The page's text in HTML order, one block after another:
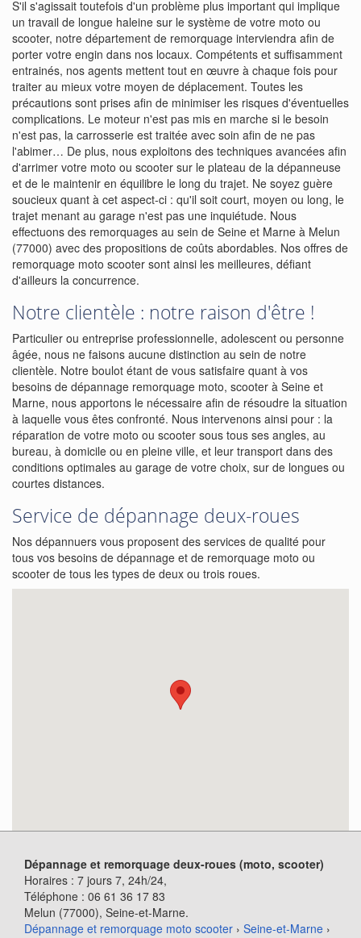
S'il s'agissait toutefois d'un problème plus important qui implique
un travail de longue haleine sur le système de votre moto ou
scooter, notre département de remorquage interviendra afin de
porter votre engin dans nos locaux. Compétents et suffisamment
entrainés, nos agents mettent tout en œuvre à chaque fois pour
traiter au mieux votre moyen de déplacement. Toutes les
précautions sont prises afin de minimiser les risques d'éventuelles
complications. Le moteur n'est pas mis en marche si le besoin
n'est pas, la carrosserie est traitée avec soin afin de ne pas
l'abimer… De plus, nous exploitons des techniques avancées afin
d'arrimer votre moto ou scooter sur le plateau de la dépanneuse
et de le maintenir en équilibre le long du trajet. Ne soyez guère
soucieux quant à cet aspect-ci : qu'il soit court, moyen ou long, le
trajet menant au garage n'est pas une inquiétude. Nous
effectuons des remorquages au sein de Seine et Marne à Melun
(77000) avec des propositions de coûts abordables. Nos offres de
remorquage moto scooter sont ainsi les meilleures, défiant
d'ailleurs la concurrence.
Notre clientèle : notre raison d'être !
Particulier ou entreprise professionnelle, adolescent ou personne
âgée, nous ne faisons aucune distinction au sein de notre
clientèle. Notre boulot étant de vous satisfaire quant à vos
besoins de dépannage remorquage moto, scooter à Seine et
Marne, nous apportons le nécessaire afin de résoudre la situation
à laquelle vous êtes confronté. Nous intervenons ainsi pour : la
réparation de votre moto ou scooter sous tous ses angles, au
bureau, à domicile ou en pleine ville, et leur transport dans des
conditions optimales au garage de votre choix, sur de longues ou
courtes distances.
Service de dépannage deux-roues
Nos dépannuers vous proposent des services de qualité pour
tous vos besoins de dépannage et de remorquage moto ou
scooter de tous les types de deux ou trois roues.
Dépannage et remorquage deux-roues (moto, scooter)
Horaires : 7 jours 7, 24h/24,
Téléphone : 06 61 36 17 83
Melun (77000), Seine-et-Marne.
Dépannage et remorquage moto scooter › Seine-et-Marne ›